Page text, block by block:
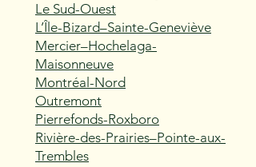
Le Sud-Ouest
L’Île-Bizard–Sainte-Geneviève
Mercier–Hochelaga-
Maisonneuve
Montréal-Nord
Outremont
Pierrefonds-Roxboro
Rivière-des-Prairies–Pointe-aux-
Trembles